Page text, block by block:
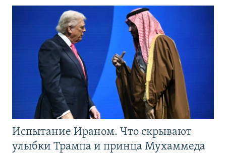
Испытание Ираном. Что скрывают
улыбки Трампа и принца Мухаммеда